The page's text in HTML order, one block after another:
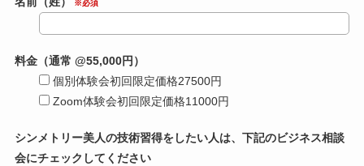
※必須
料金（通常 @55,000円）
個別体験会初回限定価格27500円
Zoom体験会初回限定価格11000円
シンメトリー美人の技術習得をしたい人は、下記のビジネス相談
会にチェックしてください